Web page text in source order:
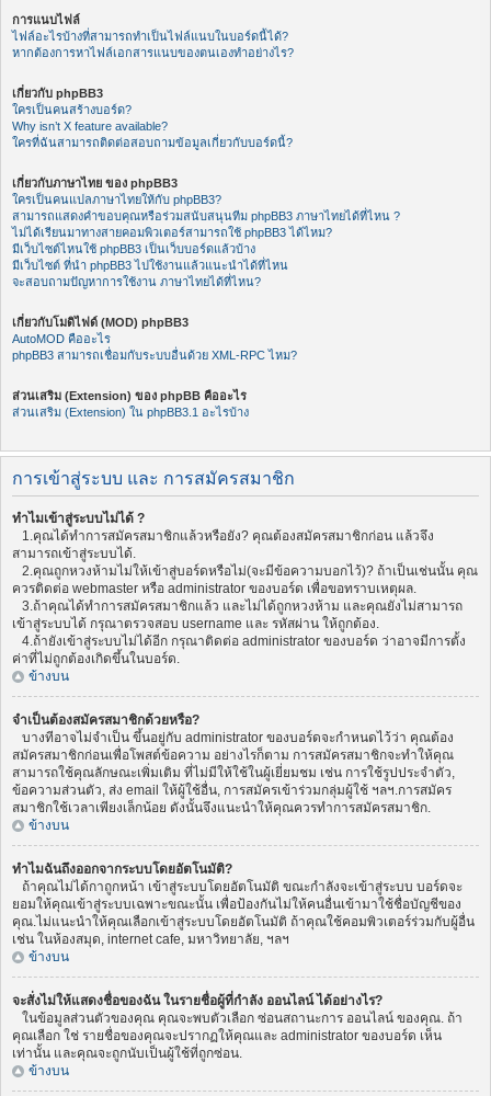
การแนบไฟล์
ไฟล์อะไรบ้างที่สามารถทำเป็นไฟล์แนบในบอร์ดนี้ได้?
หากต้องการหาไฟล์เอกสารแนบของตนเองทำอย่างไร?
เกี่ยวกับ phpBB3
ใครเป็นคนสร้างบอร์ด?
Why isn’t X feature available?
ใครที่ฉันสามารถติดต่อสอบถามข้อมูลเกี่ยวกับบอร์ดนี้?
เกี่ยวกับภาษาไทย ของ phpBB3
ใครเป็นคนแปลภาษาไทยให้กับ phpBB3?
สามารถแสดงคำขอบคุณหรือร่วมสนับสนุนทีม phpBB3 ภาษาไทยได้ที่ไหน ?
ไม่ได้เรียนมาทางสายคอมพิวเตอร์สามารถใช้ phpBB3 ได้ไหม?
มีเว็บไซต์ไหนใช้ phpBB3 เป็นเว็บบอร์ดแล้วบ้าง
มีเว็บไซต์ ที่นำ phpBB3 ไปใช้งานแล้วแนะนำได้ที่ไหน
จะสอบถามปัญหาการใช้งาน ภาษาไทยได้ที่ไหน?
เกี่ยวกับโมดิไฟด์ (MOD) phpBB3
AutoMOD คืออะไร
phpBB3 สามารถเชื่อมกับระบบอื่นด้วย XML-RPC ไหม?
ส่วนเสริม (Extension) ของ phpBB คืออะไร
ส่วนเสริม (Extension) ใน phpBB3.1 อะไรบ้าง
การเข้าสู่ระบบ และ การสมัครสมาชิก
ทำไมเข้าสู่ระบบไม่ได้ ?
1.คุณได้ทำการสมัครสมาชิกแล้วหรือยัง? คุณต้องสมัครสมาชิกก่อน แล้วจึง
สามารถเข้าสู่ระบบได้.
2.คุณถูกหวงห้ามไม่ให้เข้าสู่บอร์ดหรือไม่(จะมีข้อความบอกไว้)? ถ้าเป็นเช่นนั้น คุณ
ควรติดต่อ webmaster หรือ administrator ของบอร์ด เพื่อขอทราบเหตุผล.
3.ถ้าคุณได้ทำการสมัครสมาชิกแล้ว และไม่ได้ถูกหวงห้าม และคุณยังไม่สามารถ
เข้าสู่ระบบได้ กรุณาตรวจสอบ username และ รหัสผ่าน ให้ถูกต้อง.
4.ถ้ายังเข้าสู่ระบบไม่ได้อีก กรุณาติดต่อ administrator ของบอร์ด ว่าอาจมีการตั้ง
ค่าที่ไม่ถูกต้องเกิดขึ้นในบอร์ด.
ข้างบน
จำเป็นต้องสมัครสมาชิกด้วยหรือ?
บางทีอาจไม่จำเป็น ขึ้นอยู่กับ administrator ของบอร์ดจะกำหนดไว้ว่า คุณต้อง
สมัครสมาชิกก่อนเพื่อโพสต์ข้อความ อย่างไรก็ตาม การสมัครสมาชิกจะทำให้คุณ
สามารถใช้คุณลักษณะเพิ่มเติม ที่ไม่มีให้ใช้ในผู้เยี่ยมชม เช่น การใช้รูปประจำตัว,
ข้อความส่วนตัว, ส่ง email ให้ผู้ใช้อื่น, การสมัครเข้าร่วมกลุ่มผู้ใช้ ฯลฯ.การสมัคร
สมาชิกใช้เวลาเพียงเล็กน้อย ดังนั้นจึงแนะนำให้คุณควรทำการสมัครสมาชิก.
ข้างบน
ทำไมฉันถึงออกจากระบบโดยอัตโนมัติ?
ถ้าคุณไม่ได้กาถูกหน้า เข้าสู่ระบบโดยอัตโนมัติ ขณะกำลังจะเข้าสู่ระบบ บอร์ดจะ
ยอมให้คุณเข้าสู่ระบบเฉพาะขณะนั้น เพื่อป้องกันไม่ให้คนอื่นเข้ามาใช้ชื่อบัญชีของ
คุณ.ไม่แนะนำให้คุณเลือกเข้าสู่ระบบโดยอัตโนมัติ ถ้าคุณใช้คอมพิวเตอร์ร่วมกับผู้อื่น
เช่น ในห้องสมุด, internet cafe, มหาวิทยาลัย, ฯลฯ
ข้างบน
จะสั่งไม่ให้แสดงชื่อของฉัน ในรายชื่อผู้ที่กำลัง ออนไลน์ ได้อย่างไร?
ในข้อมูลส่วนตัวของคุณ คุณจะพบตัวเลือก ซ่อนสถานะการ ออนไลน์ ของคุณ. ถ้า
คุณเลือก ใช่ รายชื่อของคุณจะปรากฏให้คุณและ administrator ของบอร์ด เห็น
เท่านั้น และคุณจะถูกนับเป็นผู้ใช้ที่ถูกซ่อน.
ข้างบน